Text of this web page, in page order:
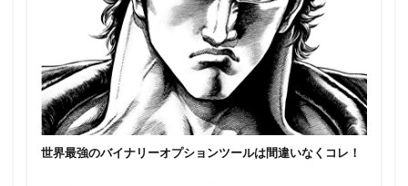
世界最強のバイナリーオプションツールは間違いなくコレ！